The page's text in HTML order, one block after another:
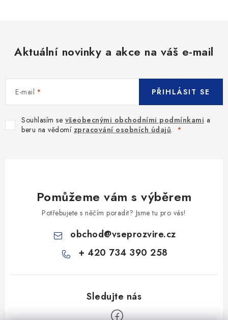
Aktuální novinky a akce na váš e-mail
E-mail
Souhlasím se všeobecnými obchodními podmínkami a
beru na vědomí zpracování osobních údajů.
PŘIHLÁSIT SE
Pomůžeme vám s výběrem
Potřebujete s něčím poradit? Jsme tu pro vás!
obchod@vseprozvire.cz
+ 420 734 390 258